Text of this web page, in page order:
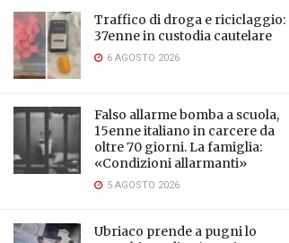
Traffico di droga e riciclaggio:
37enne in custodia cautelare
6 AGOSTO 2026
Falso allarme bomba a scuola,
15enne italiano in carcere da
oltre 70 giorni. La famiglia:
«Condizioni allarmanti»
5 AGOSTO 2026
Ubriaco prende a pugni lo